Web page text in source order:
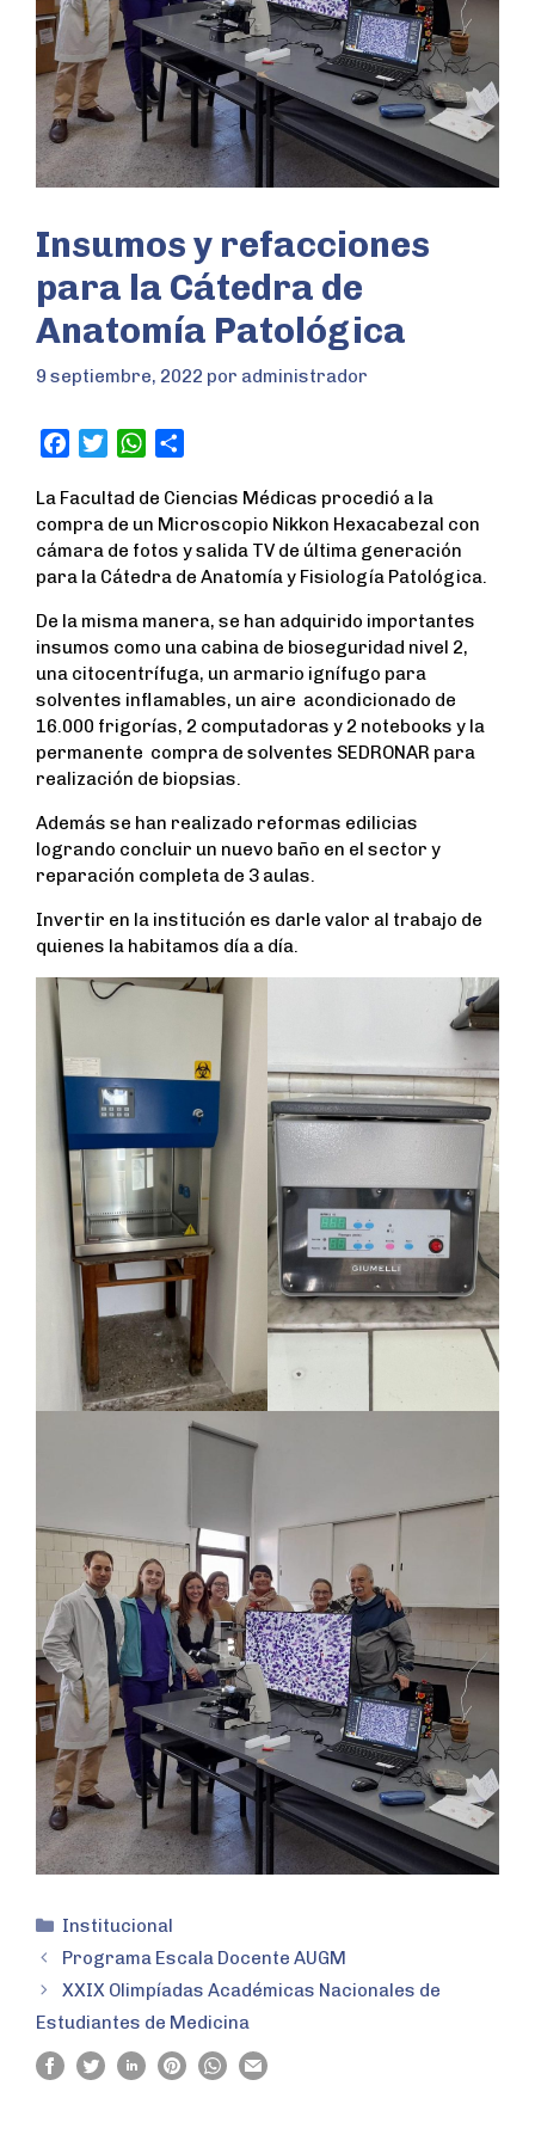
Insumos y refacciones
para la Cátedra de
Anatomía Patológica
9 septiembre, 2022 por administrador
c
e
b
o
o
k
i
t
t
e
r
W
a
t
s
A
p
p
a
r
e
La Facultad de Ciencias Médicas procedió a la
compra de un Microscopio Nikkon Hexacabezal con
cámara de fotos y salida TV de última generación
para la Cátedra de Anatomía y Fisiología Patológica.
De la misma manera, se han adquirido importantes
insumos como una cabina de bioseguridad nivel 2,
una citocentrífuga, un armario ignífugo para
solventes inflamables, un aire acondicionado de
16.000 frigorías, 2 computadoras y 2 notebooks y la
permanente compra de solventes SEDRONAR para
realización de biopsias.
Además se han realizado reformas edilicias
logrando concluir un nuevo baño en el sector y
reparación completa de 3 aulas.
Invertir en la institución es darle valor al trabajo de
quienes la habitamos día a día.
Institucional
Programa Escala Docente AUGM
XXIX Olimpíadas Académicas Nacionales de
Estudiantes de Medicina